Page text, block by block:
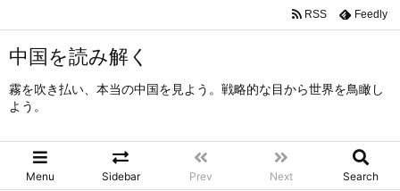
中国を読み解く
霧を吹き払い、本当の中国を見よう。戦略的な目から世界を鳥瞰し
よう。
Menu Sidebar Prev Next Search
RSS Feedly